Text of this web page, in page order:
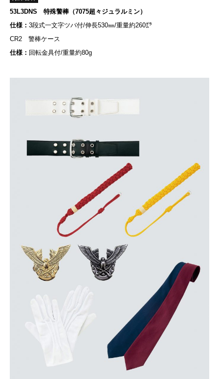
53L3DNS 特殊警棒（7075超々ジュラルミン）
仕様： 3段式一文字ツバ付/伸長530㎜/重量約260㌘
CR2 警棒ケース
仕様： 回転金具付/重量約80g